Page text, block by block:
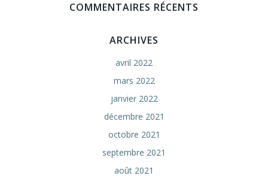
COMMENTAIRES RÉCENTS
ARCHIVES
avril 2022
mars 2022
janvier 2022
décembre 2021
octobre 2021
septembre 2021
août 2021